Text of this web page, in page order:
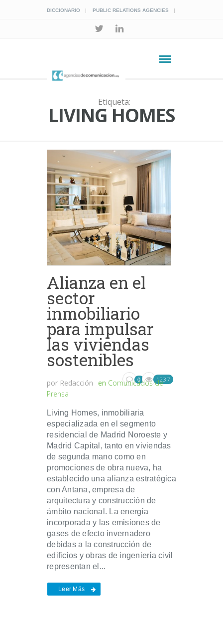
DICCIONARIO PUBLIC RELATIONS AGENCIES
Etiqueta:
LIVING HOMES
Alianza en el
sector
inmobiliario
para impulsar
las viviendas
sostenibles
por Redacción en Comunicados de
Prensa
0 1237
Living Homes, inmobiliaria
especializada en el segmento
residencial de Madrid Noroeste y
Madrid Capital, tanto en viviendas
de segunda mano como en
promociones de obra nueva, ha
establecido una alianza estratégica
con Antana, empresa de
arquitectura y construcción de
ámbito nacional. La energía
incorporada y las emisiones de
gases de efecto invernadero
debidas a la construcción de
edificios y obras de ingeniería civil
representan el...
Leer Más